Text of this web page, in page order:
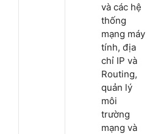
và các hệ
thống
mạng máy
tính, địa
chỉ IP và
Routing,
quản lý
môi
trường
mạng và